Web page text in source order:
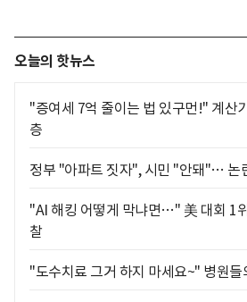
오늘의 핫뉴스
"증여세 7억 줄이는 법 있구먼!" 계산
층
정부 "아파트 짓자", 시민 "안돼"… 논
"AI 해킹 어떻게 막냐면…" 美 대회 1
찰
"도수치료 그거 하지 마세요~" 병원들